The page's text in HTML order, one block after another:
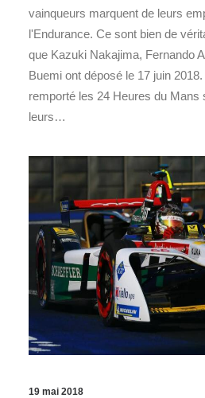
vainqueurs marquent de leurs
l'Endurance. Ce sont bien de
que Kazuki Nakajima, Fernando
Buemi ont déposé le 17 juin
remporté les 24 Heures du Mans
leurs…
19 mai 2018